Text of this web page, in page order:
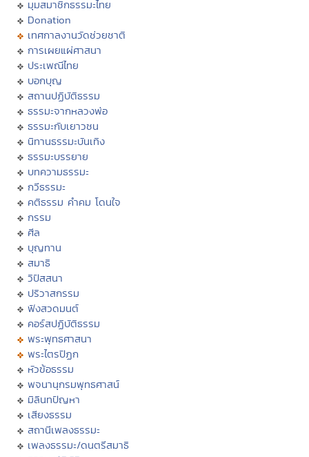
มุมสมาชิกธรรมะไทย
Donation
เทศกาลงานวัดช่วยชาติ
การเผยแผ่ศาสนา
ประเพณีไทย
บอกบุญ
สถานปฏิบัติธรรม
ธรรมะจากหลวงพ่อ
ธรรมะกับเยาวชน
นิทานธรรมะบันเทิง
ธรรมะบรรยาย
บทความธรรมะ
กวีธรรมะ
คติธรรม คำคม โดนใจ
กรรม
ศีล
บุญทาน
สมาธิ
วิปัสสนา
ปริวาสกรรม
ฟังสวดมนต์
คอร์สปฏิบัติธรรม
พระพุทธศาสนา
พระไตรปิฏก
หัวข้อธรรม
พจนานุกรมพุทธศาสน์
มิลินทปัญหา
เสียงธรรม
สถานีเพลงธรรมะ
เพลงธรรมะ/ดนตรีสมาธิ